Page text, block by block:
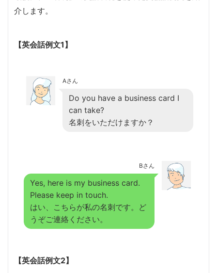
介します。
【英会話例文1】
Aさん
Do you have a business card I
can take?
名刺をいただけますか？
Bさん
Yes, here is my business card.
Please keep in touch.
はい、こちらが私の名刺です。ど
うぞご連絡ください。
【英会話例文2】